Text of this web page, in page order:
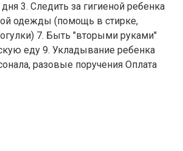
3. Следить за гигиеной ребенка
одежды (помощь в стирке,
7. Быть "вторыми руками"
еду 9. Укладывание ребенка
разовые поручения Оплата